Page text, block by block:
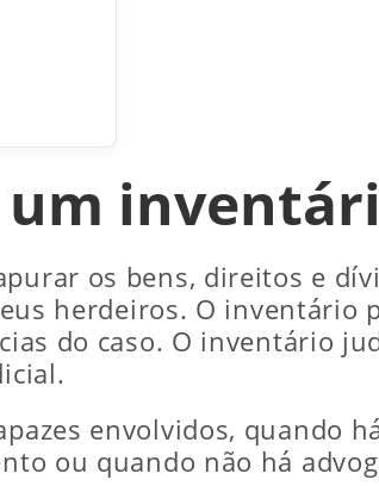
um
os bens, direitos e
herdeiros. O inventário
do caso. O inventário
envolvidos, quando
ou quando não há